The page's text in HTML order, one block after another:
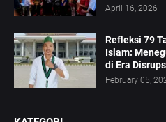
April 16, 2026
Refleksi 79
Islam:
di Era
February 05,